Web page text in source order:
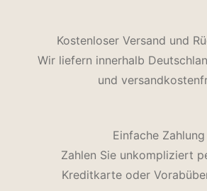
Kostenloser Versand und
Wir liefern innerhalb
und
Einfache Zahlung
Zahlen Sie unkompliziert
Kreditkarte oder